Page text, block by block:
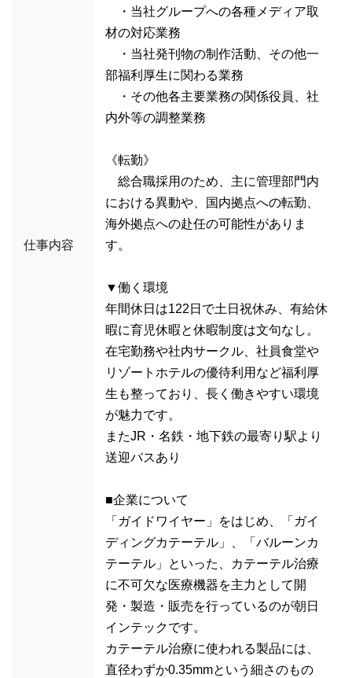
仕事内容
・当社グループへの各種メディア取
材の対応業務
・当社発刊物の制作活動、その他一
部福利厚生に関わる業務
・その他各主要業務の関係役員、社
内外等の調整業務
《転勤》
総合職採用のため、主に管理部門内
における異動や、国内拠点への転勤、
海外拠点への赴任の可能性がありま
す。
▼働く環境
年間休日は122日で土日祝休み、有給休
暇に育児休暇と休暇制度は文句なし。
在宅勤務や社内サークル、社員食堂や
リゾートホテルの優待利用など福利厚
生も整っており、長く働きやすい環境
が魅力です。
またJR・名鉄・地下鉄の最寄り駅より
送迎バスあり
■企業について
「ガイドワイヤー」をはじめ、「ガイ
ディングカテーテル」、「バルーンカ
テーテル」といった、カテーテル治療
に不可欠な医療機器を主力として開
発・製造・販売を行っているのが朝日
インテックです。
カテーテル治療に使われる製品には、
直径わずか0.35mmという細さのもの